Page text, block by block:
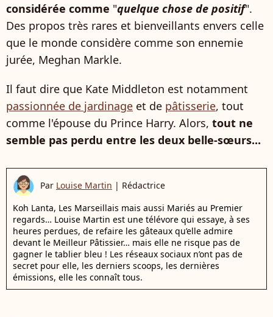
considérée comme "quelque chose de positif".
Des propos très rares et bienveillants envers celle
que le monde considère comme son ennemie
jurée, Meghan Markle.
Il faut dire que Kate Middleton est notamment
passionnée de jardinage et de pâtisserie, tout
comme l'épouse du Prince Harry. Alors, tout ne
semble pas perdu entre les deux belle-sœurs...
Par Louise Martin | Rédactrice
Koh Lanta, Les Marseillais mais aussi Mariés au Premier
regards… Louise Martin est une télévore qui essaye, à ses
heures perdues, de refaire les gâteaux qu’elle admire
devant le Meilleur Pâtissier… mais elle ne risque pas de
gagner le tablier bleu ! Les réseaux sociaux n’ont pas de
secret pour elle, les derniers scoops, les dernières
émissions, elle les connaît tous.